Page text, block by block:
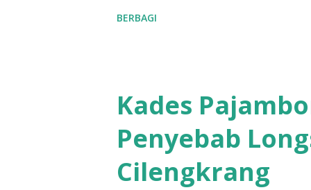
warga karena sebelumnya
perjanjian yang dilanggar
Gunungkarung. Dalam
BERBAGI
Kades
Penyebab
Cilengkrang